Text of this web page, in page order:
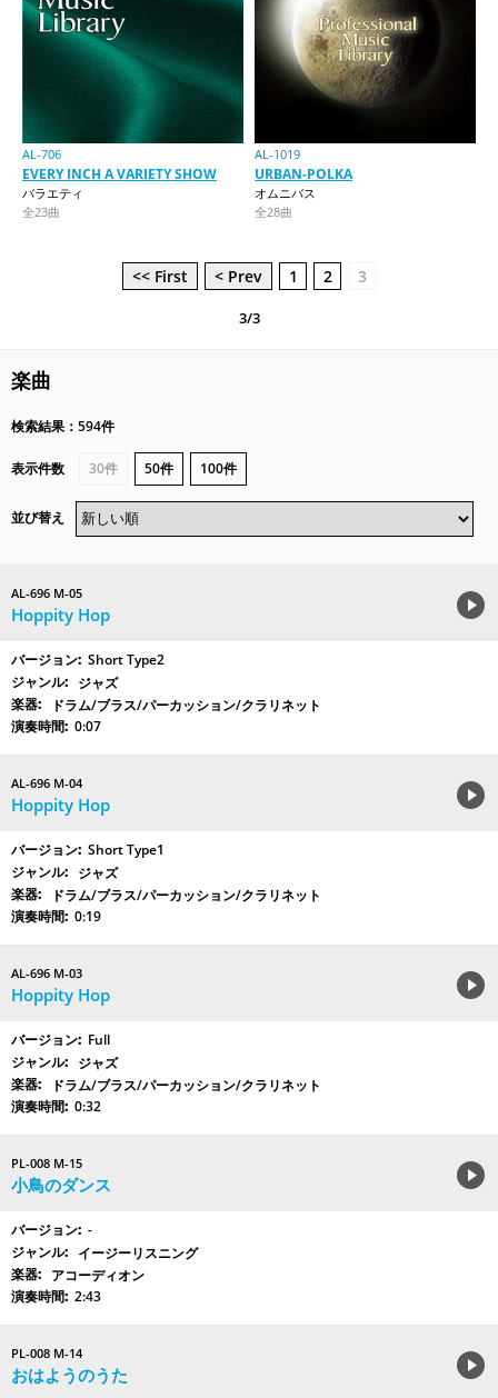
AL-706
EVERY INCH A VARIETY SHOW
バラエティ
全23曲
AL-1019
URBAN-POLKA
オムニバス
全28曲
<< First < Prev 1 2 3
3/3
楽曲
検索結果：594件
表示件数 30件 50件 100件
並び替え
AL-696 M-05
Hoppity Hop
Short Type2
ジャズ
ドラム/ブラス/パーカッション/クラリネット
0:07
AL-696 M-04
Hoppity Hop
Short Type1
ジャズ
ドラム/ブラス/パーカッション/クラリネット
0:19
AL-696 M-03
Hoppity Hop
Full
ジャズ
ドラム/ブラス/パーカッション/クラリネット
0:32
PL-008 M-15
小鳥のダンス
-
イージーリスニング
アコーディオン
2:43
PL-008 M-14
おはようのうた